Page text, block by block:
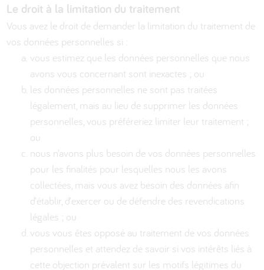
Le droit à la limitation du traitement
Vous avez le droit de demander la limitation du traitement de
vos données personnelles si :
vous estimez que les données personnelles que nous
avons vous concernant sont inexactes ; ou
les données personnelles ne sont pas traitées
légalement, mais au lieu de supprimer les données
personnelles, vous préféreriez limiter leur traitement ;
ou
nous n’avons plus besoin de vos données personnelles
pour les finalités pour lesquelles nous les avons
collectées, mais vous avez besoin des données afin
d’établir, d’exercer ou de défendre des revendications
légales ; ou
vous vous êtes opposé au traitement de vos données
personnelles et attendez de savoir si vos intérêts liés à
cette objection prévalent sur les motifs légitimes du